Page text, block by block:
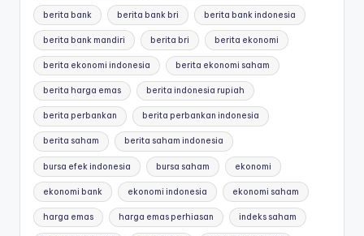
berita bank berita bank bri berita bank indonesia
berita bank mandiri berita bri berita ekonomi
berita ekonomi indonesia berita ekonomi saham
berita harga emas berita indonesia rupiah
berita perbankan berita perbankan indonesia
berita saham berita saham indonesia
bursa efek indonesia bursa saham ekonomi
ekonomi bank ekonomi indonesia ekonomi saham
harga emas harga emas perhiasan indeks saham